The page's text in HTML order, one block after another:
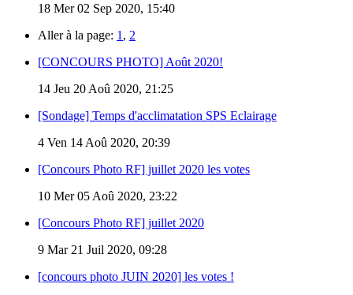
18 Mer 02 Sep 2020, 15:40
Aller à la page: 1 , 2
[CONCOURS PHOTO] Août 2020!
14 Jeu 20 Aoû 2020, 21:25
[Sondage] Temps d'acclimatation SPS Eclairage
4 Ven 14 Aoû 2020, 20:39
[Concours Photo RF] juillet 2020 les votes
10 Mer 05 Aoû 2020, 23:22
[Concours Photo RF] juillet 2020
9 Mar 21 Juil 2020, 09:28
[concours photo JUIN 2020] les votes !